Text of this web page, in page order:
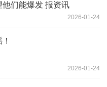
他们能爆发 报资讯
2026-01-24
2026-01-24